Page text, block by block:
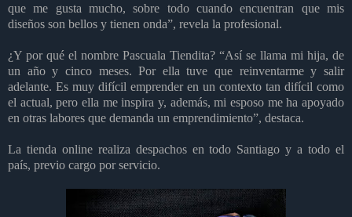
que me gusta mucho, sobre todo cuando encuentran que mis
diseños son bellos y tienen onda”, revela la profesional.
¿Y por qué el nombre Pascuala Tiendita? “Así se llama mi hija, de
un año y cinco meses. Por ella tuve que reinventarme y salir
adelante. Es muy difícil emprender en un contexto tan difícil como
el actual, pero ella me inspira y, además, mi esposo me ha apoyado
en otras labores que demanda un emprendimiento”, destaca.
La tienda online realiza despachos en todo Santiago y a todo el
país, previo cargo por servicio.